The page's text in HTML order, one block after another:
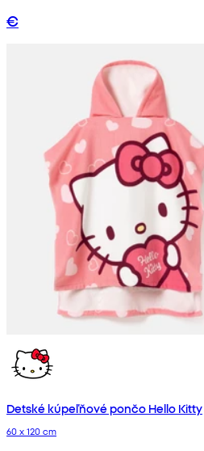
€
Detské kúpeľňové pončo Hello Kitty
60 x 120 cm